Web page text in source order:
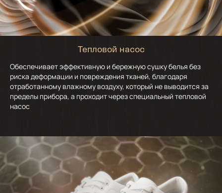
Тепловой насос
Обеспечивает эффективную и бережную сушку белья без
риска деформации и повреждения тканей, благодаря
отработанному влажному воздуху, который не выводится за
пределы прибора, а проходит через специальный тепловой
насос